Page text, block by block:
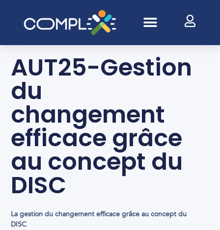
AUT25-Gestion
du
changement
efficace grâce
au concept du
DISC
La gestion du changement efficace grâce au concept du
DISC